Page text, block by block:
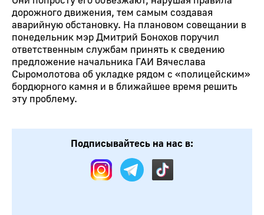
дорожного движения, тем самым создавая
аварийную обстановку. На плановом совещании в
понедельник мэр Дмитрий Бонохов поручил
ответственным службам принять к сведению
предложение начальника ГАИ Вячеслава
Сыромолотова об укладке рядом с «полицейским»
бордюрного камня и в ближайшее время решить
эту проблему.
Подписывайтесь на нас в: